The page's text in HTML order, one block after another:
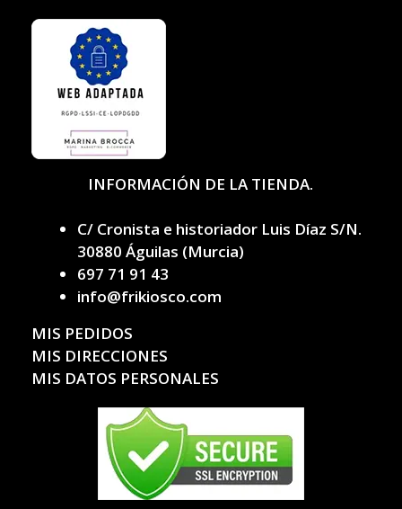
INFORMACIÓN DE LA TIENDA.
C/ Cronista e historiador Luis Díaz S/N.
30880 Águilas (Murcia)
697 71 91 43
info@frikiosco.com
MIS PEDIDOS
MIS DIRECCIONES
MIS DATOS PERSONALES